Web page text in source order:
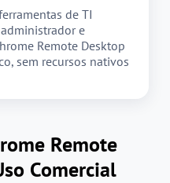
de TI
e
Remote Desktop
sem recursos nativos
Remote
Comercial